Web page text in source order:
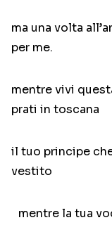
ma una volta
per me.
mentre vivi
prati in toscana
il tuo principe
vestito
mentre la tua